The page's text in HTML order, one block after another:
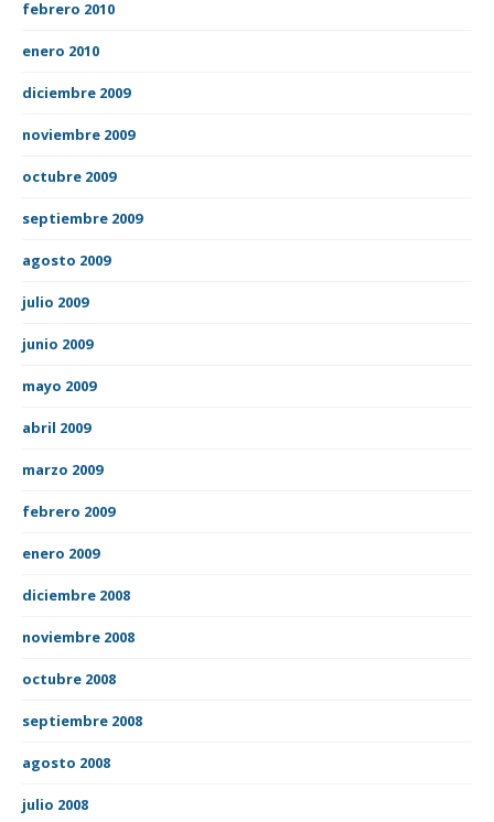
febrero 2010
enero 2010
diciembre 2009
noviembre 2009
octubre 2009
septiembre 2009
agosto 2009
julio 2009
junio 2009
mayo 2009
abril 2009
marzo 2009
febrero 2009
enero 2009
diciembre 2008
noviembre 2008
octubre 2008
septiembre 2008
agosto 2008
julio 2008